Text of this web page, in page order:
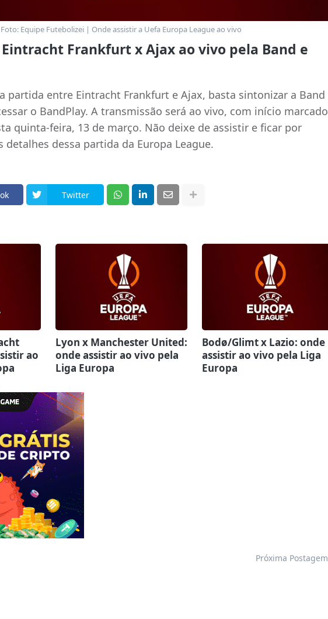
Foto: Equipe Futebolizei | Onde assistir a Uefa Europa League ao vivo
Frankfurt x Ajax ao vivo pela Band e
partida entre Eintracht Frankfurt e Ajax, basta sintonizar a Band
o BandPlay. A transmissão será ao vivo, com início marcado
quinta-feira, 13 de março. Não deixe de assistir e ficar por
dessa partida da Europa League.
Twitter
ao
Lyon x Manchester United:
onde assistir ao vivo pela
Liga Europa
Bodø/Glimt x Lazio: onde
assistir ao vivo pela Liga
Europa
18+
Próxima Postagem